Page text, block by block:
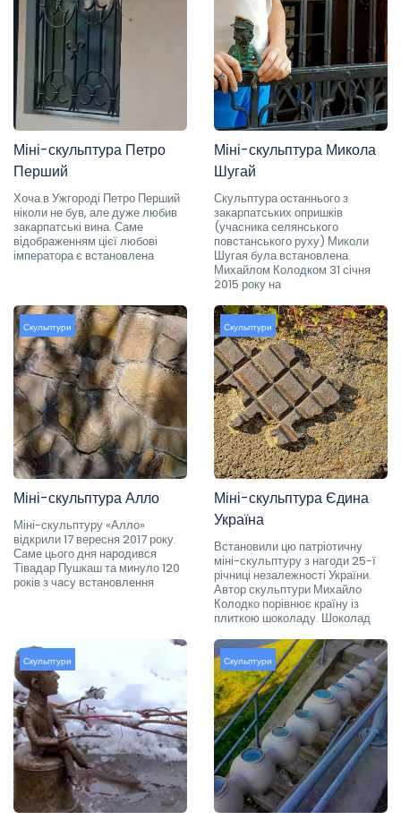
Міні-скульптура Петро
Перший
Хоча в Ужгороді Петро Перший
ніколи не був, але дуже любив
закарпатські вина. Саме
відображенням цієї любові
імператора є встановлена
Міні-скульптура Микола
Шугай
Скульптура останнього з
закарпатських опришків
(учасника селянського
повстанського руху) Миколи
Шугая була встановлена
Михайлом Колодком 31 січня
2015 року на
Скульптури
Міні-скульптура Алло
Міні-скульптуру «Алло»
відкрили 17 вересня 2017 року.
Саме цього дня народився
Тівадар Пушкаш та минуло 120
років з часу встановлення
Скульптури
Міні-скульптура Єдина
Україна
Встановили цю патріотичну
міні-скульптуру з нагоди 25-ї
річниці незалежності України.
Автор скульптури Михайло
Колодко порівнює країну із
плиткою шоколаду. Шоколад
Скульптури Скульптури